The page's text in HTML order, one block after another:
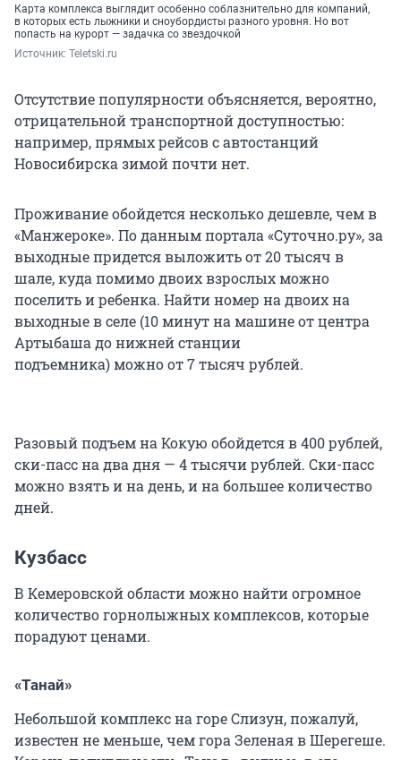
Карта комплекса выглядит особенно соблазнительно для компаний,
в которых есть лыжники и сноубордисты разного уровня. Но вот
попасть на курорт — задачка со звездочкой
Источник: Teletski.ru
Отсутствие популярности объясняется, вероятно,
отрицательной транспортной доступностью:
например, прямых рейсов с автостанций
Новосибирска зимой почти нет.
Проживание обойдется несколько дешевле, чем в
«Манжероке». По данным портала «Суточно.ру», за
выходные придется выложить от 20 тысяч в
шале, куда помимо двоих взрослых можно
поселить и ребенка. Найти номер на двоих на
выходные в селе (10 минут на машине от центра
Артыбаша до нижней станции
подъемника) можно от 7 тысяч рублей.
Разовый подъем на Кокую обойдется в 400 рублей,
ски-пасс на два дня — 4 тысячи рублей. Ски-пасс
можно взять и на день, и на большее количество
дней.
Кузбасс
В Кемеровской области можно найти огромное
количество горнолыжных комплексов, которые
порадуют ценами.
«Танай»
Небольшой комплекс на горе Слизун, пожалуй,
известен не меньше, чем гора Зеленая в Шерегеше.